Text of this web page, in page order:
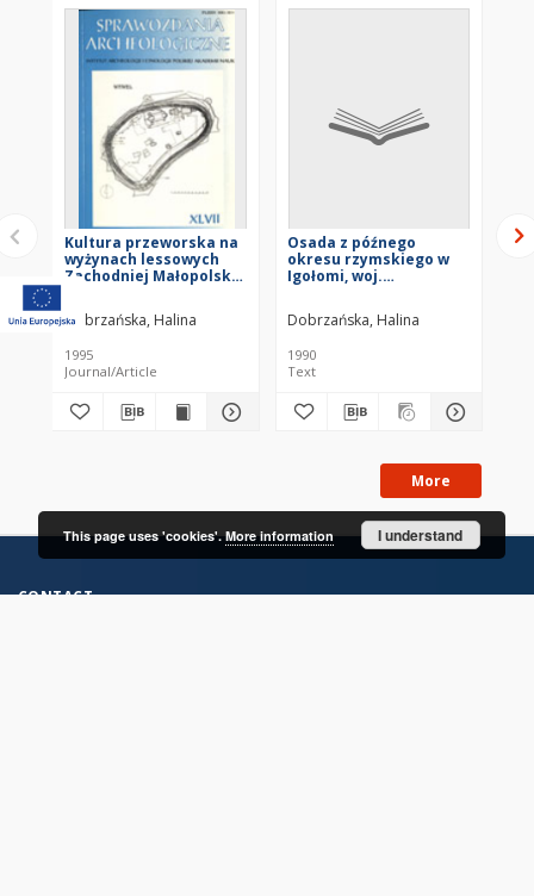
Kultura przeworska na
wyżynach lessowych
Zachodniej Małopolski
główne problemy
badawcze
Dobrzańska, Halina
1995
Journal/Article
Osada z późnego
okresu rzymskiego w
Igołomi, woj.
Dobrzańska, Halina
1990
Text
More
CONTACT
This page uses 'cookies'.More information I understand